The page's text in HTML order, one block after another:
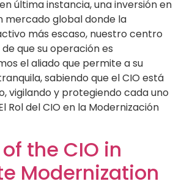
última instancia, una inversión en
mercado global donde la
más escaso, nuestro centro
que su operación es
el aliado que permite a su
sabiendo que el CIO está
vigilando y protegiendo cada uno
Rol del CIO en la Modernización
the CIO in
Modernization